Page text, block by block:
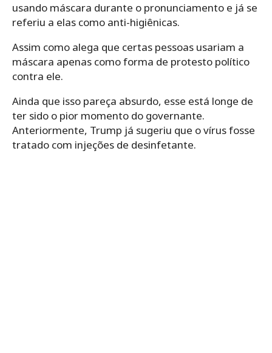
usando máscara durante o pronunciamento e já se
referiu a elas como anti-higiênicas.
Assim como alega que certas pessoas usariam a
máscara apenas como forma de protesto político
contra ele.
Ainda que isso pareça absurdo, esse está longe de
ter sido o pior momento do governante.
Anteriormente, Trump já sugeriu que o vírus fosse
tratado com injeções de desinfetante.